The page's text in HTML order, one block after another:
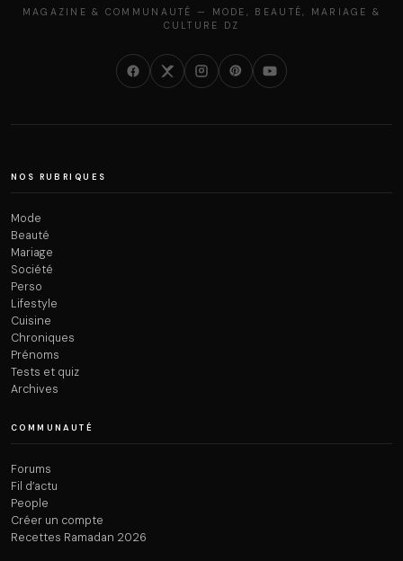
MAGAZINE & COMMUNAUTÉ — MODE, BEAUTÉ, MARIAGE &
CULTURE DZ
NOS RUBRIQUES
Mode
Beauté
Mariage
Société
Perso
Lifestyle
Cuisine
Chroniques
Prénoms
Tests et quiz
Archives
COMMUNAUTÉ
Forums
Fil d’actu
People
Créer un compte
Recettes Ramadan 2026